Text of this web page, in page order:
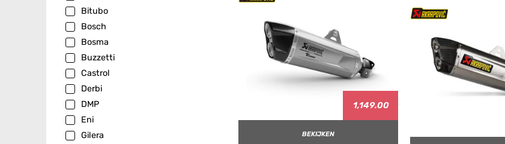
Bitubo
Bosch
Bosma
Buzzetti
Castrol
Derbi
DMP
Eni
Gilera
1,149.00
BEKIJKEN